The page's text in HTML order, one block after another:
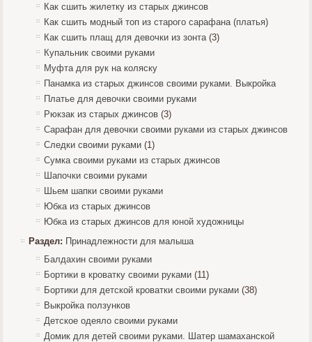
Как сшить жилетку из старых джинсов
Как сшить модный топ из старого сарафана (платья)
Как сшить плащ для девочки из зонта (3)
Купальник своими руками
Муфта для рук на коляску
Панамка из старых джинсов своими руками. Выкройка
Платье для девочки своими руками
Рюкзак из старых джинсов (3)
Сарафан для девочки своими руками из старых джинсов
Следки своими руками (1)
Сумка своими руками из старых джинсов
Шапочки своими руками
Шьем шапки своими руками
Юбка из старых джинсов
Юбка из старых джинсов для юной художницы
Раздел: Принадлежности для малыша
Балдахин своими руками
Бортики в кроватку своими руками (11)
Бортики для детской кроватки своими руками (38)
Выкройка ползунков
Детское одеяло своими руками
Домик для детей своими руками. Шатер шамаханской